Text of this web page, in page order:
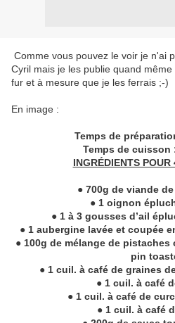
Comme vous pouvez le voir je n'ai
Cyril mais je les publie quand
fur et à mesure que je les ferrais ;-)
En image :
Temps de
Temps de cuisson
INGRÉDIENTS POUR
● 700g de viande
● 1 oignon
● 1 à 3 gousses d’ail
● 1 aubergine lavée et coupée
● 100g de mélange de
pin
● 1 cuil. à café de graines
● 1 cuil. à café
● 1 cuil. à café de
● 1 cuil. à café